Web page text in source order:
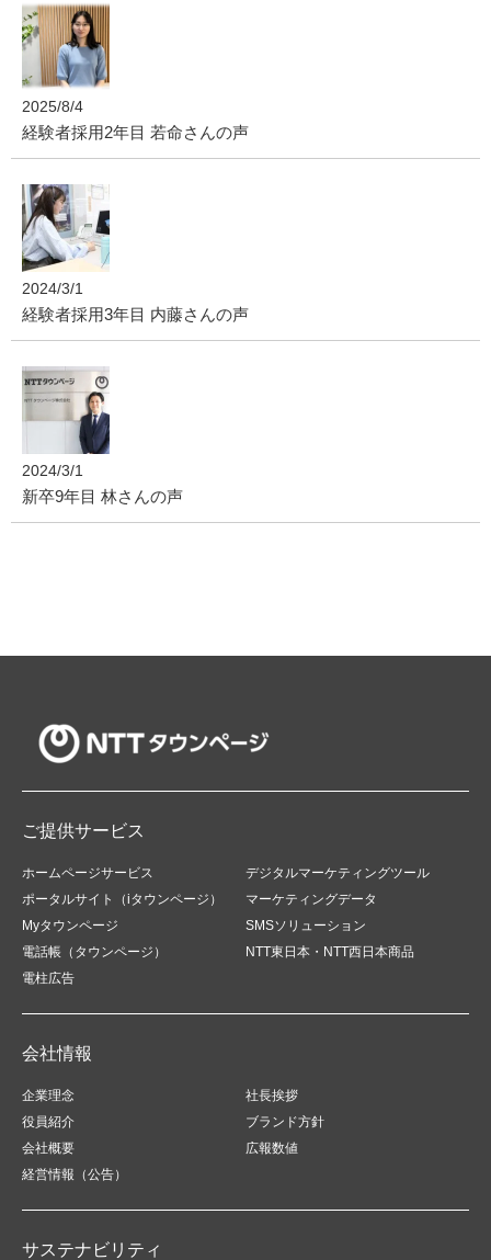
2025/8/4
経験者採用2年目 若命さんの声
2024/3/1
経験者採用3年目 内藤さんの声
2024/3/1
新卒9年目 林さんの声
ご提供サービス
ホームページサービス
デジタルマーケティングツール
ポータルサイト（iタウンページ）
マーケティングデータ
Myタウンページ
SMSソリューション
電話帳（タウンページ）
NTT東日本・NTT西日本商品
電柱広告
会社情報
企業理念
社長挨拶
役員紹介
ブランド方針
会社概要
広報数値
経営情報（公告）
サステナビリティ